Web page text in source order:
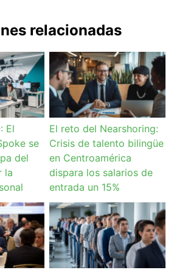
relacionadas
El
se
del
la
El reto del Nearshoring:
Crisis de talento bilingüe
en Centroamérica
dispara los salarios de
entrada un 15%